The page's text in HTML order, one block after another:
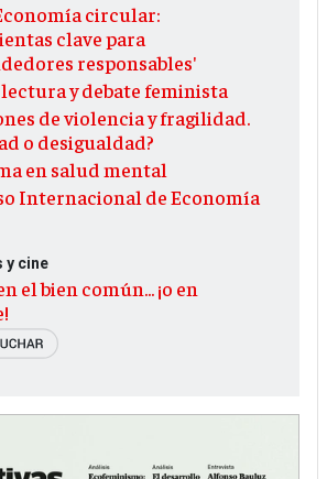
circular:
clave para
responsables'
y debate feminista
de violencia y fragilidad.
o desigualdad?
en salud mental
Internacional de Economía
y cine
el bien común... ¡o en